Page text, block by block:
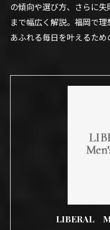
の傾向や選び方、さらに
まで幅広く解説。福岡で
あふれる毎日を叶えるため
LIBERAL